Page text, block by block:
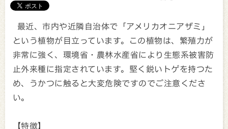
最近、市内や近隣自治体で「アメリカオニアザミ」
という植物が目立っています。この植物は、繁殖力が
非常に強く、環境省・農林水産省により生態系被害防
止外来種に指定されています。堅く鋭いトゲを持つた
め、うかつに触ると大変危険ですのでご注意くださ
い。
【特徴】